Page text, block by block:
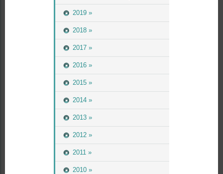
2019 »
2018 »
2017 »
2016 »
2015 »
2014 »
2013 »
2012 »
2011 »
2010 »